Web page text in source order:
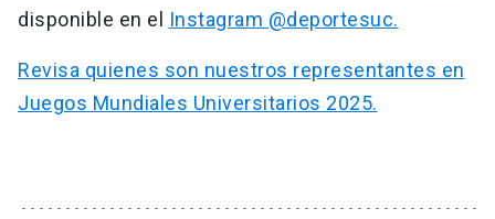
disponible en el
Instagram @deportesuc.
Revisa quienes son nuestros representantes en
Juegos Mundiales Universitarios 2025.